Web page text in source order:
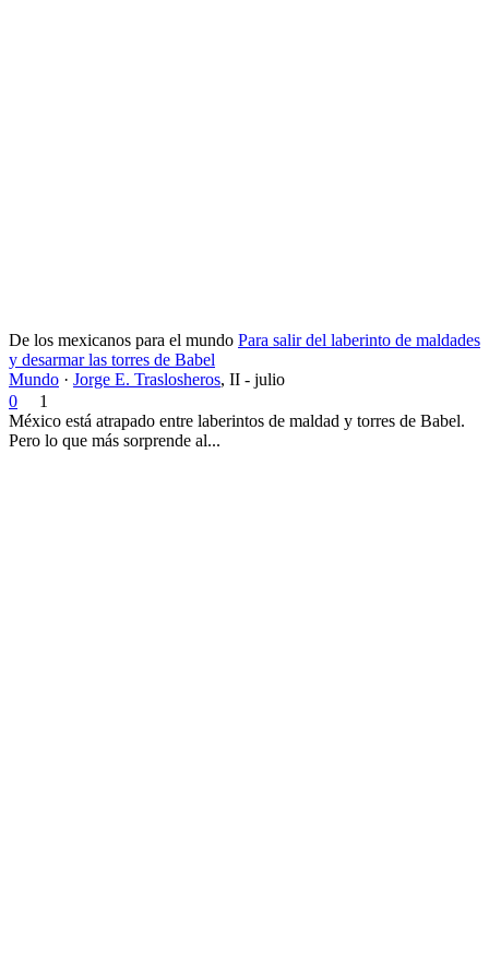
De los mexicanos para el mundo Para salir del laberinto de maldades
y desarmar las torres de Babel
Mundo · Jorge E. Traslosheros, II - julio
0
1
México está atrapado entre laberintos de maldad y torres de Babel.
Pero lo que más sorprende al...